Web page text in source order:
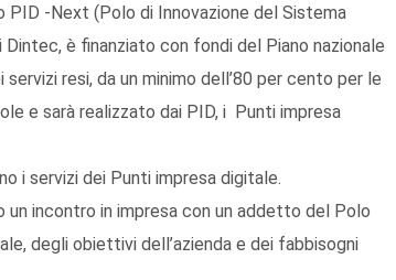
-Next (Polo di Innovazione del Sistema
è finanziato con fondi del Piano nazionale
resi, da un minimo dell’80 per cento per le
e sarà realizzato dai PID, i Punti impresa
i servizi dei Punti impresa digitale.
un incontro in impresa con un addetto del Polo
degli obiettivi dell’azienda e dei fabbisogni